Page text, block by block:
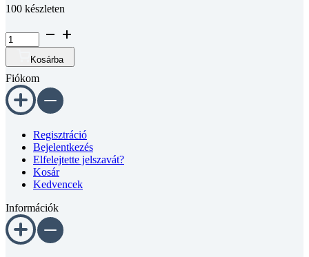
100 készleten
OpenBuilds
univerzális
sarokelem
-
fekete
eloxált
mennyiség
Kosárba
Fiókom
Regisztráció
Bejelentkezés
Elfelejtette jelszavát?
Kosár
Kedvencek
Információk